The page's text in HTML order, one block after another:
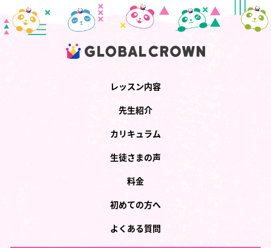
レッスン内容
先生紹介
カリキュラム
生徒さまの声
料金
初めての方へ
よくある質問